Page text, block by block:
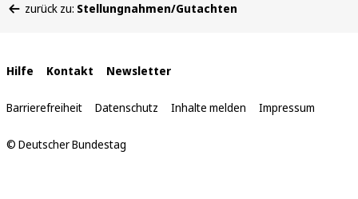
befinden
zurück zu: Stellungnahmen/Gutachten
Interne
Links
Hilfe Kontakt Newsletter
Barrierefreiheit Datenschutz Inhalte melden Impressum
© Deutscher Bundestag